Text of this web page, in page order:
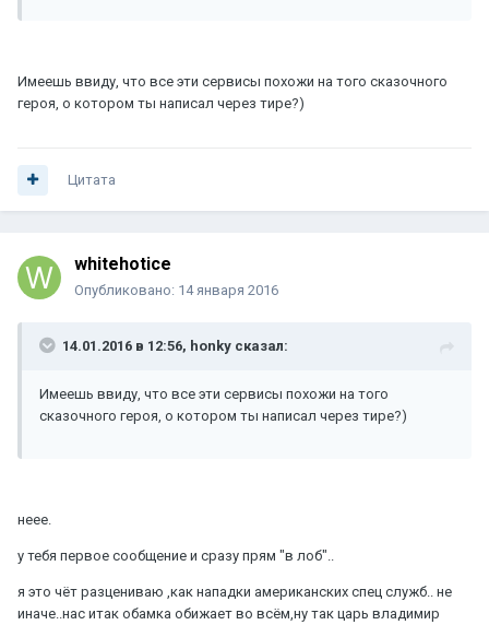
Имеешь ввиду, что все эти сервисы похожи на того сказочного
героя, о котором ты написал через тире?)
Цитата
whitehotice
Опубликовано: 14 января 2016
14.01.2016 в 12:56, honky сказал:
Имеешь ввиду, что все эти сервисы похожи на того
сказочного героя, о котором ты написал через тире?)
неее.
у тебя первое сообщение и сразу прям "в лоб"..
я это чёт разцениваю ,как нападки американских спец служб.. не
иначе..нас итак обамка обижает во всём,ну так царь владимир